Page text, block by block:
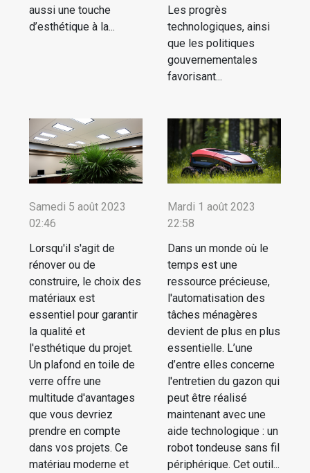
aussi une touche
d’esthétique à la...
Les progrès
technologiques, ainsi
que les politiques
gouvernementales
favorisant...
Samedi 5 août 2023
02:46
Lorsqu'il s'agit de
rénover ou de
construire, le choix des
matériaux est
essentiel pour garantir
la qualité et
l'esthétique du projet.
Un plafond en toile de
verre offre une
multitude d'avantages
que vous devriez
prendre en compte
dans vos projets. Ce
matériau moderne et
Mardi 1 août 2023
22:58
Dans un monde où le
temps est une
ressource précieuse,
l'automatisation des
tâches ménagères
devient de plus en plus
essentielle. L’une
d’entre elles concerne
l'entretien du gazon qui
peut être réalisé
maintenant avec une
aide technologique : un
robot tondeuse sans fil
périphérique. Cet outil...